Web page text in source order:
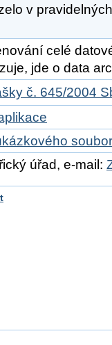
v
celé
jde o data
č. 645/2004
úřad, e-mail: